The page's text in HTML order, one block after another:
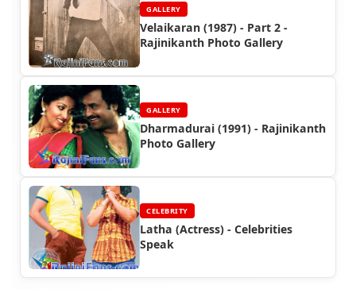
GALLERY
Velaikaran (1987) - Part 2 -
Rajinikanth Photo Gallery
GALLERY
Dharmadurai (1991) - Rajinikanth
Photo Gallery
CELEBRITY
Latha (Actress) - Celebrities
Speak